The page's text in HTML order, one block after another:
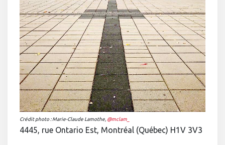
Crédit photo : Marie-Claude Lamothe, @mclam_
4445, rue Ontario Est, Montréal (Québec) H1V 3V3